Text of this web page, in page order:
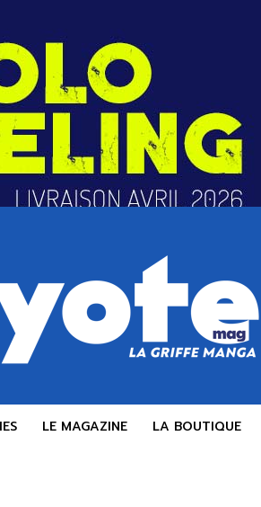
LE MAGAZINE LA BOUTIQUE